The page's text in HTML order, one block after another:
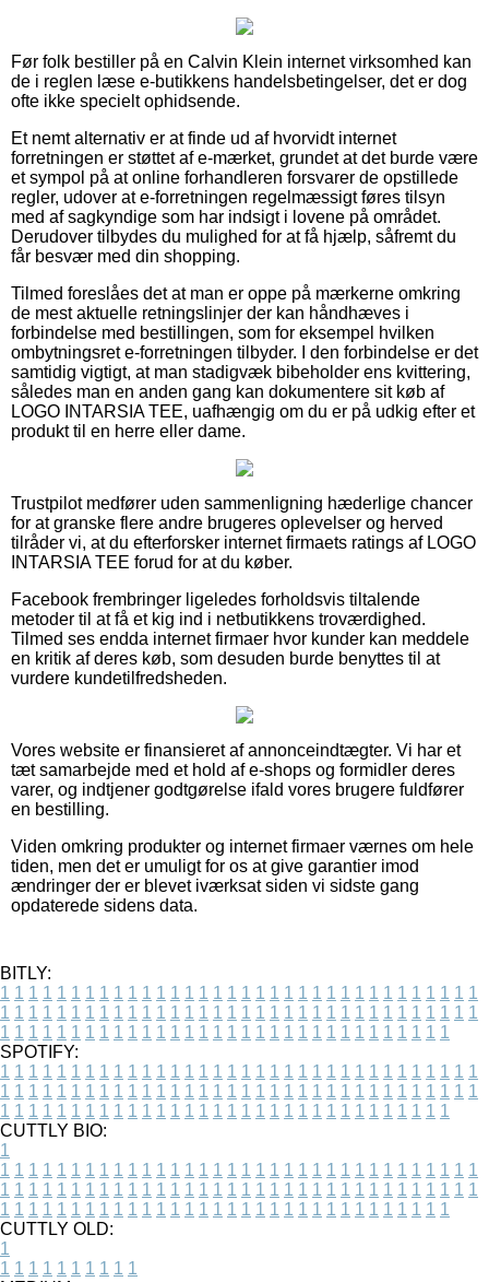
Før folk bestiller på en Calvin Klein internet virksomhed kan
de i reglen læse e-butikkens handelsbetingelser, det er dog
ofte ikke specielt ophidsende.
Et nemt alternativ er at finde ud af hvorvidt internet
forretningen er støttet af e-mærket, grundet at det burde være
et sympol på at online forhandleren forsvarer de opstillede
regler, udover at e-forretningen regelmæssigt føres tilsyn
med af sagkyndige som har indsigt i lovene på området.
Derudover tilbydes du mulighed for at få hjælp, såfremt du
får besvær med din shopping.
Tilmed foreslåes det at man er oppe på mærkerne omkring
de mest aktuelle retningslinjer der kan håndhæves i
forbindelse med bestillingen, som for eksempel hvilken
ombytningsret e-forretningen tilbyder. I den forbindelse er det
samtidig vigtigt, at man stadigvæk bibeholder ens kvittering,
således man en anden gang kan dokumentere sit køb af
LOGO INTARSIA TEE, uafhængig om du er på udkig efter et
produkt til en herre eller dame.
Trustpilot medfører uden sammenligning hæderlige chancer
for at granske flere andre brugeres oplevelser og herved
tilråder vi, at du efterforsker internet firmaets ratings af LOGO
INTARSIA TEE forud for at du køber.
Facebook frembringer ligeledes forholdsvis tiltalende
metoder til at få et kig ind i netbutikkens troværdighed.
Tilmed ses endda internet firmaer hvor kunder kan meddele
en kritik af deres køb, som desuden burde benyttes til at
vurdere kundetilfredsheden.
Vores website er finansieret af annonceindtægter. Vi har et
tæt samarbejde med et hold af e-shops og formidler deres
varer, og indtjener godtgørelse ifald vores brugere fuldfører
en bestilling.
Viden omkring produkter og internet firmaer værnes om hele
tiden, men det er umuligt for os at give garantier imod
ændringer der er blevet iværksat siden vi sidste gang
opdaterede sidens data.
BITLY:
1 1 1 1 1 1 1 1 1 1 1 1 1 1 1 1 1 1 1 1 1 1 1 1 1 1 1 1 1 1 1 1 1 1
1 1 1 1 1 1 1 1 1 1 1 1 1 1 1 1 1 1 1 1 1 1 1 1 1 1 1 1 1 1 1 1 1 1
1 1 1 1 1 1 1 1 1 1 1 1 1 1 1 1 1 1 1 1 1 1 1 1 1 1 1 1 1 1 1 1
SPOTIFY:
1 1 1 1 1 1 1 1 1 1 1 1 1 1 1 1 1 1 1 1 1 1 1 1 1 1 1 1 1 1 1 1 1 1
1 1 1 1 1 1 1 1 1 1 1 1 1 1 1 1 1 1 1 1 1 1 1 1 1 1 1 1 1 1 1 1 1 1
1 1 1 1 1 1 1 1 1 1 1 1 1 1 1 1 1 1 1 1 1 1 1 1 1 1 1 1 1 1 1 1
CUTTLY BIO:
1
1 1 1 1 1 1 1 1 1 1 1 1 1 1 1 1 1 1 1 1 1 1 1 1 1 1 1 1 1 1 1 1 1 1
1 1 1 1 1 1 1 1 1 1 1 1 1 1 1 1 1 1 1 1 1 1 1 1 1 1 1 1 1 1 1 1 1 1
1 1 1 1 1 1 1 1 1 1 1 1 1 1 1 1 1 1 1 1 1 1 1 1 1 1 1 1 1 1 1 1
CUTTLY OLD:
1
1 1 1 1 1 1 1 1 1 1